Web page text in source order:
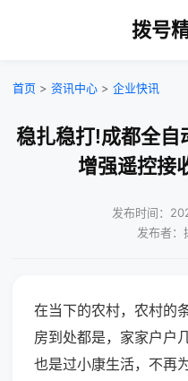
拨号
首页 > 资讯中心 > 企业快讯
稳扎稳打!成都全自
增强遥控接
发布时间：
发布者：
在当下的农村，农村的
房到处都是，家家户户
也是过小康生活，不再